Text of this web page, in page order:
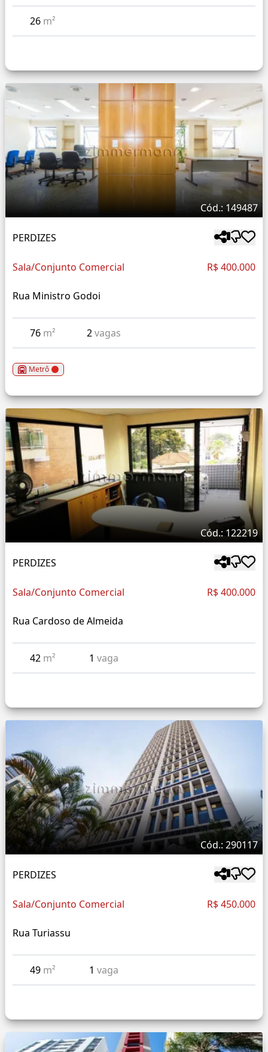
26 m²
Cód.: 149487
PERDIZES
Sala/Conjunto Comercial R$ 400.000
Rua Ministro Godoi
76 m² 2vagas
Metrô
Cód.: 122219
PERDIZES
Sala/Conjunto Comercial R$ 400.000
Rua Cardoso de Almeida
42 m² 1 vaga
Cód.: 290117
PERDIZES
Sala/Conjunto Comercial R$ 450.000
Rua Turiassu
49 m² 1 vaga